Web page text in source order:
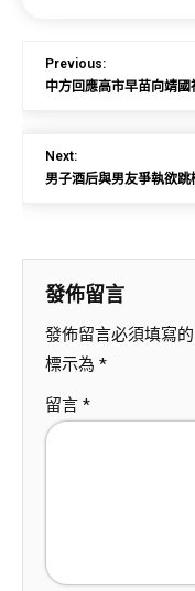
Previous:
中方回應高市早苗向靖
Next:
男子酒后與男友爭執欲
發佈留言
發佈留言必須填寫
標示為 *
留言 *